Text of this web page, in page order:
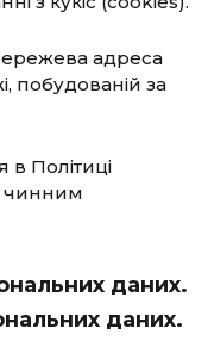
адреса
побудованій за
в Політиці
чинним
даних.
даних.